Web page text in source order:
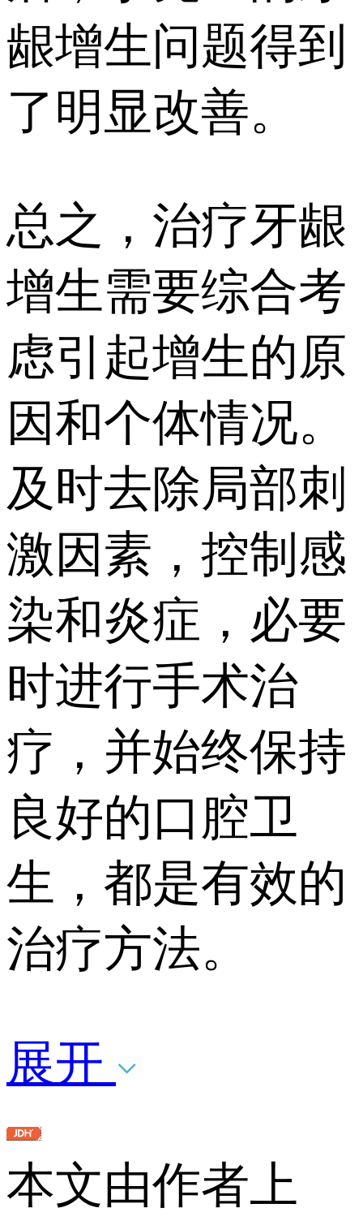
龈增生问题得到
了明显改善。
总之，治疗牙龈
增生需要综合考
虑引起增生的原
因和个体情况。
及时去除局部刺
激因素，控制感
染和炎症，必要
时进行手术治
疗，并始终保持
良好的口腔卫
生，都是有效的
治疗方法。
展开
本文由作者上